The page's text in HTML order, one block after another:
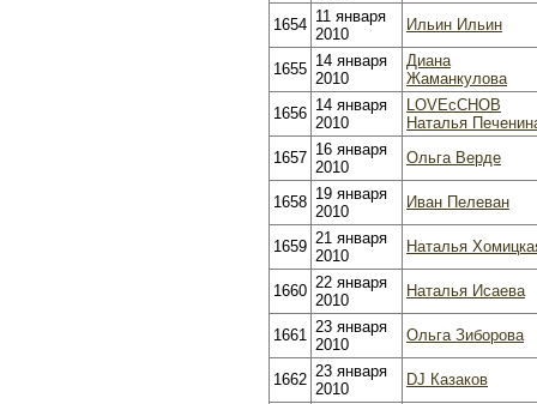
1654 11 января
2010
Ильин Ильин
1655 14 января
2010
Диана
Жаманкулова
1656 14 января
2010
LOVEcCHOB
Наталья
1657 16 января
2010
Ольга Верде
1658 19 января
2010
Иван Пелеван
1659 21 января
2010
Наталья
1660 22 января
2010
Наталья Исаева
1661
23 января
2010
Ольга Зиборова
1662 23 января
2010
DJ Казаков